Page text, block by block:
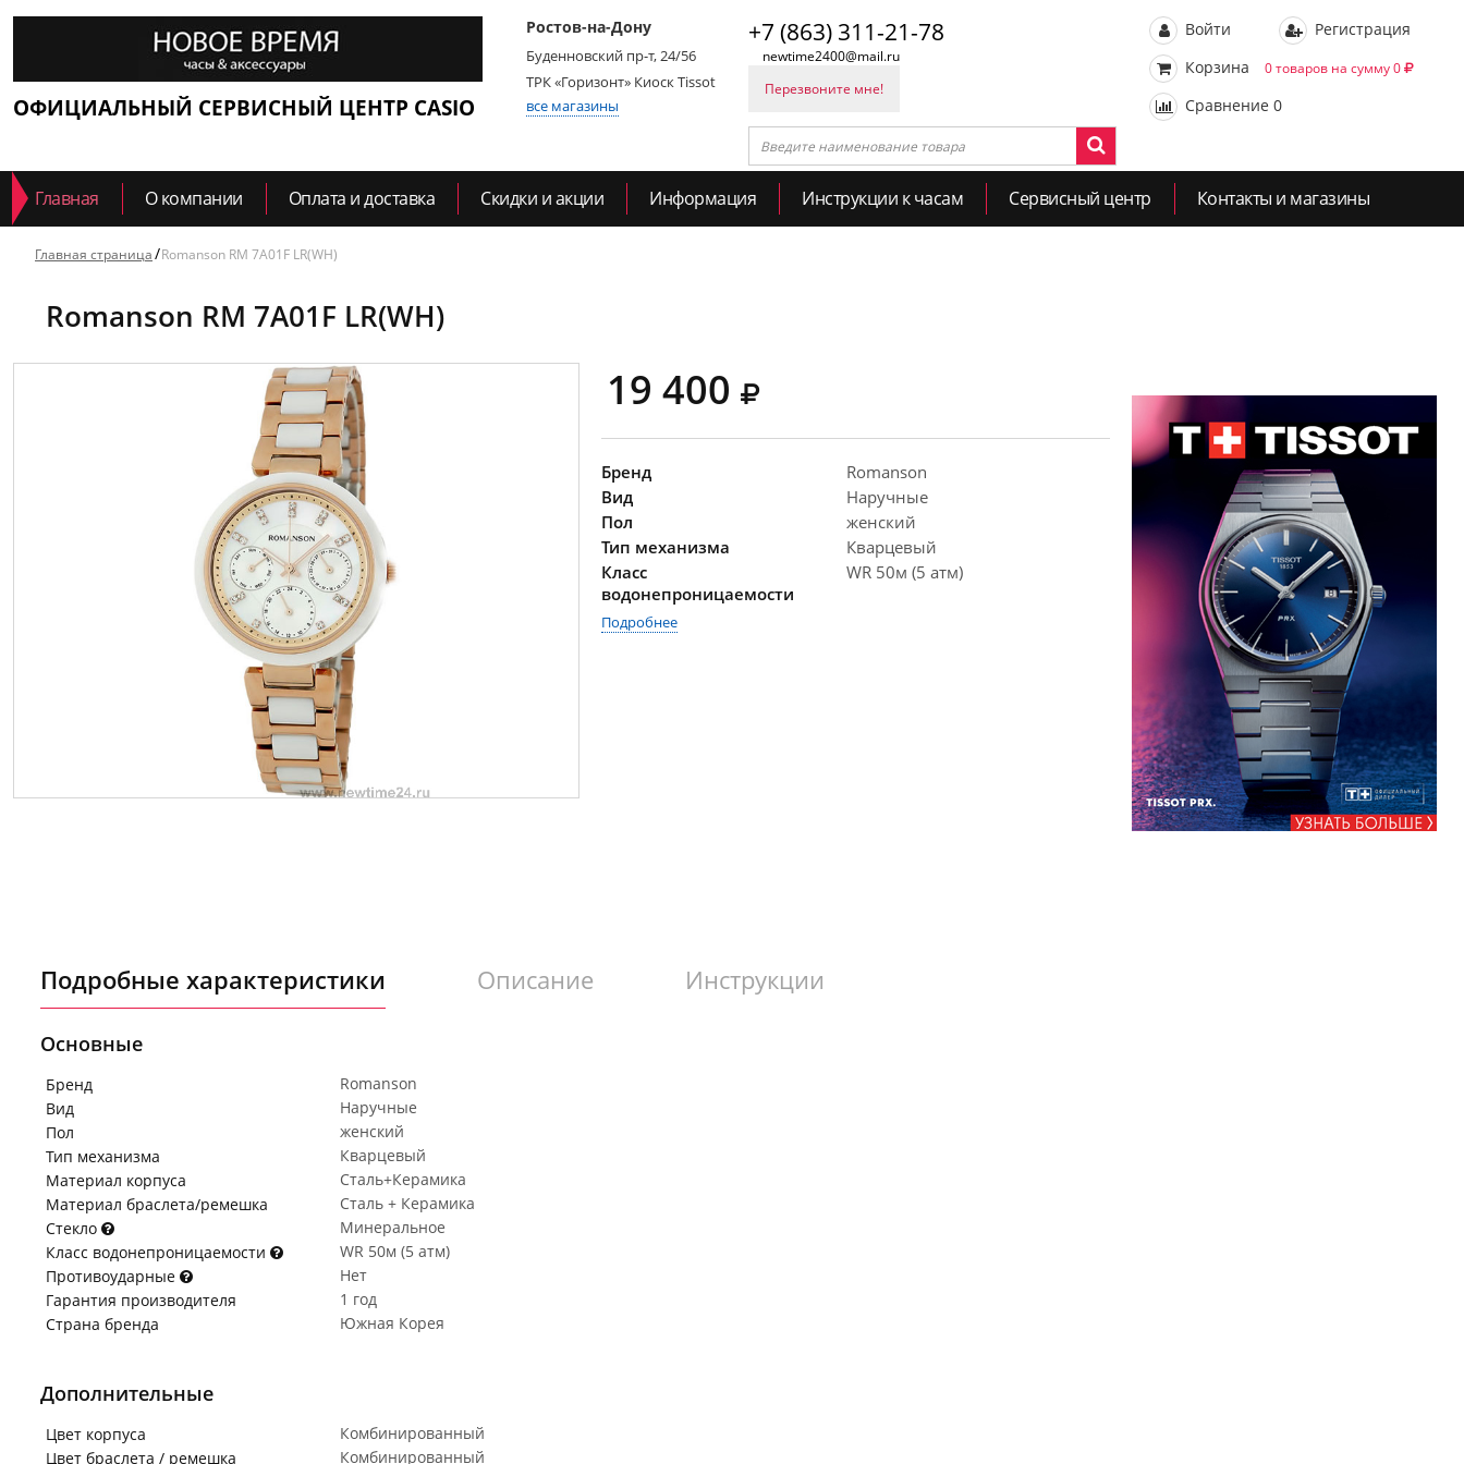
ОФИЦИАЛЬНЫЙ СЕРВИСНЫЙ ЦЕНТР CASIO
Ростов-на-Дону
Буденновский пр-т, 24/56
ТРК «Горизонт» Киоск Tissot
все магазины
+7 (863) 311-21-78
newtime2400@mail.ru
Перезвоните мне!
Войти
Регистрация
Корзина
0 товаров на сумму 0
Сравнение 0
Главная О компании Оплата и доставка Скидки и акции Информация Инструкции к часам Сервисный центр Контакты и магазины
Главная страница Romanson RM 7A01F LR(WH)
Romanson RM 7A01F LR(WH)
19 400
Бренд
Romanson
Вид
Наручные
Пол
женский
Тип механизма
Кварцевый
Класс
водонепроницаемости
WR 50м (5 атм)
Подробнее
Подробные характеристики Описание Инструкции
Основные
Бренд
Romanson
Вид
Наручные
Пол
женский
Тип механизма
Кварцевый
Материал корпуса
Сталь+Керамика
Материал браслета/ремешка
Сталь + Керамика
Стекло
Минеральное
Класс водонепроницаемости
WR 50м (5 атм)
Противоударные
Нет
Гарантия производителя
1 год
Страна бренда
Южная Корея
Дополнительные
Цвет корпуса
Комбинированный
Цвет браслета / ремешка
Комбинированный